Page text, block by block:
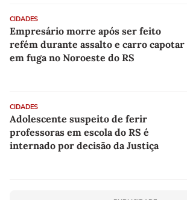
CIDADES
Empresário morre após ser feito
refém durante assalto e carro capotar
em fuga no Noroeste do RS
CIDADES
Adolescente suspeito de ferir
professoras em escola do RS é
internado por decisão da Justiça